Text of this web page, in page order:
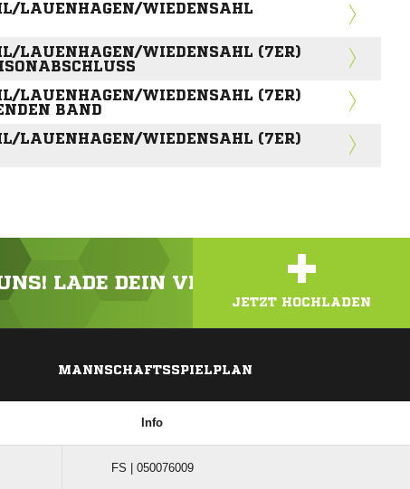
LAUENHAGEN/WIEDENSAHL
LAUENHAGEN/WIEDENSAHL (7ER)
LAUENHAGEN/WIEDENSAHL (7ER)
BAND
LAUENHAGEN/WIEDENSAHL (7ER)
LADE DEIN VIDEO ODER FOTO
+
JETZT HOCHLADEN
MANNSCHAFTSSPIELPLAN
Info
FS | 050076009